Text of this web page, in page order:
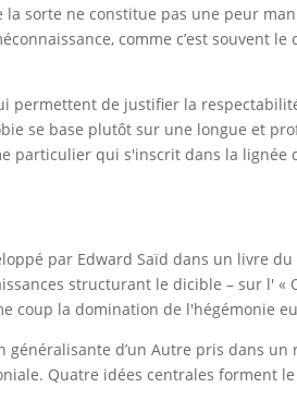
sorte ne constitue pas une peur
comme c’est souvent le
permettent de justifier la
se base plutôt sur une longue et
particulier qui s'inscrit dans la lignée
par Edward Saïd dans un livre
structurant le dicible – sur l' «
coup la domination de l'hégémonie
généralisante d’un Autre pris dans un
Quatre idées centrales forment